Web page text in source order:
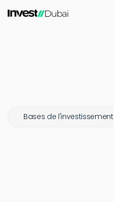
Bases de l'investissement